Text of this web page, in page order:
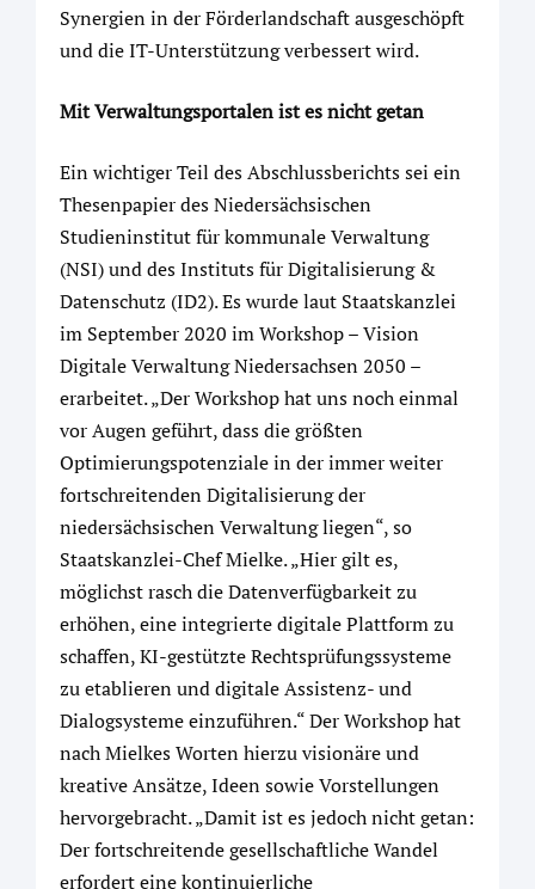
Synergien in der Förderlandschaft ausgeschöpft
und die IT-Unterstützung verbessert wird.
Mit Verwaltungsportalen ist es nicht getan
Ein wichtiger Teil des Abschlussberichts sei ein
Thesenpapier des Niedersächsischen
Studieninstitut für kommunale Verwaltung
(NSI) und des Instituts für Digitalisierung &
Datenschutz (ID2). Es wurde laut Staatskanzlei
im September 2020 im Workshop – Vision
Digitale Verwaltung Niedersachsen 2050 –
erarbeitet. „Der Workshop hat uns noch einmal
vor Augen geführt, dass die größten
Optimierungspotenziale in der immer weiter
fortschreitenden Digitalisierung der
niedersächsischen Verwaltung liegen“, so
Staatskanzlei-Chef Mielke. „Hier gilt es,
möglichst rasch die Datenverfügbarkeit zu
erhöhen, eine integrierte digitale Plattform zu
schaffen, KI-gestützte Rechtsprüfungssysteme
zu etablieren und digitale Assistenz- und
Dialogsysteme einzuführen.“ Der Workshop hat
nach Mielkes Worten hierzu visionäre und
kreative Ansätze, Ideen sowie Vorstellungen
hervorgebracht. „Damit ist es jedoch nicht getan:
Der fortschreitende gesellschaftliche Wandel
erfordert eine kontinuierliche